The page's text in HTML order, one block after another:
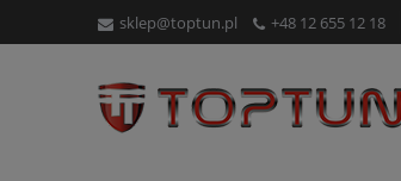
sklep@toptun.pl +48 12 655 12 18